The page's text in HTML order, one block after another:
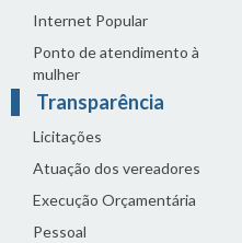
Internet Popular
Ponto de atendimento à
mulher
Transparência
Licitações
Atuação dos vereadores
Execução Orçamentária
Pessoal